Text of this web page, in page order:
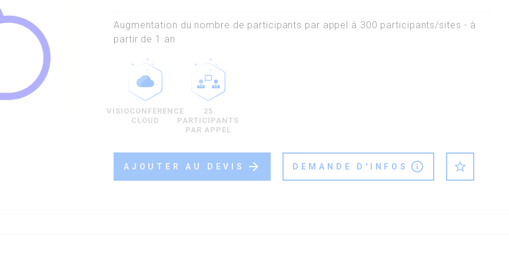
Augmentation du nombre de participants par appel à 300 participants/sites - à
partir de 1 an
VISIOCONFÉRENCE
CLOUD
25
PARTICIPANTS
PAR APPEL
AJOUTER AU DEVIS arrow_forward DEMANDE D'INFOS info_outline star_outline